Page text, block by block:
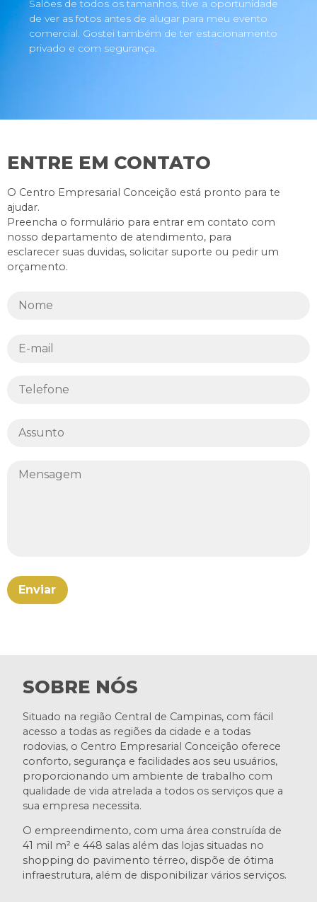
Salões de todos os tamanhos, tive a oportunidade
de ver as fotos antes de alugar para meu evento
comercial. Gostei também de ter estacionamento
privado e com segurança.
ENTRE EM CONTATO
O Centro Empresarial Conceição está pronto para te
ajudar.
Preencha o formulário para entrar em contato com
nosso departamento de atendimento, para
esclarecer suas duvidas, solicitar suporte ou pedir um
orçamento.
SOBRE NÓS
Situado na região Central de Campinas, com fácil
acesso a todas as regiões da cidade e a todas
rodovias, o Centro Empresarial Conceição oferece
conforto, segurança e facilidades aos seu usuários,
proporcionando um ambiente de trabalho com
qualidade de vida atrelada a todos os serviços que a
sua empresa necessita.
O empreendimento, com uma área construída de
41 mil m² e 448 salas além das lojas situadas no
shopping do pavimento térreo, dispõe de ótima
infraestrutura, além de disponibilizar vários serviços.